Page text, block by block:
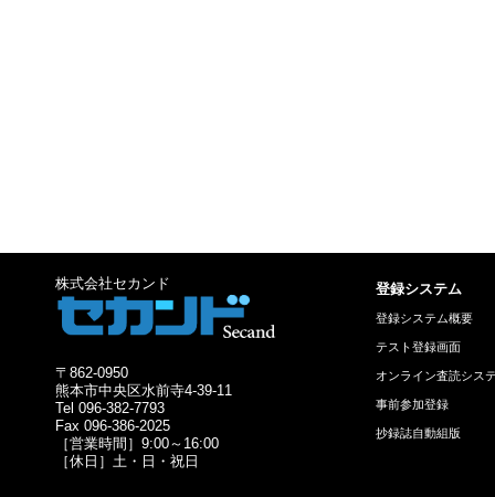
株式会社セカンド
〒862-0950
熊本市中央区水前寺4-39-11
Tel 096-382-7793
Fax 096-386-2025
［営業時間］9:00～16:00
［休日］土・日・祝日
登録システム
登録システム概要
テスト登録画面
オンライン査読シス
事前参加登録
抄録誌自動組版